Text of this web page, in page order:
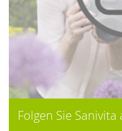
Folgen Sie